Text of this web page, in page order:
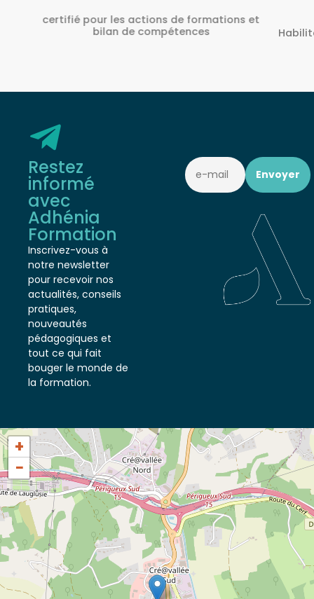
Habilité Inrs sous Le N° H38827/2022/SST-
Restez
informé
avec
Adhénia
Formation
Inscrivez-vous à
notre newsletter
pour recevoir nos
actualités, conseils
pratiques,
nouveautés
pédagogiques et
tout ce qui fait
bouger le monde de
+
−